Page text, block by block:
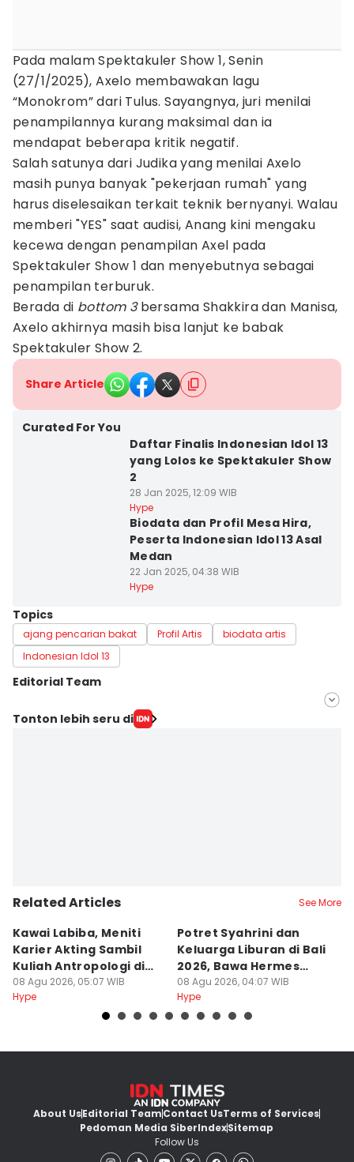
Pada malam Spektakuler Show 1, Senin
(27/1/2025), Axelo membawakan lagu
“Monokrom” dari Tulus. Sayangnya, juri menilai
penampilannya kurang maksimal dan ia
mendapat beberapa kritik negatif.
Salah satunya dari Judika yang menilai Axelo
masih punya banyak "pekerjaan rumah" yang
harus diselesaikan terkait teknik bernyanyi. Walau
memberi "YES" saat audisi, Anang kini mengaku
kecewa dengan penampilan Axel pada
Spektakuler Show 1 dan menyebutnya sebagai
penampilan terburuk.
Berada di bottom 3bersama Shakkira dan Manisa,
Axelo akhirnya masih bisa lanjut ke babak
Spektakuler Show 2.
Share Article
Curated For You
Daftar Finalis Indonesian Idol 13
yang Lolos ke Spektakuler Show
2
28 Jan 2025, 12:09 WIB
Hype
Biodata dan Profil Mesa Hira,
Peserta Indonesian Idol 13 Asal
Medan
22 Jan 2025, 04:38 WIB
Hype
Topics
ajang pencarian bakat Profil Artis
biodata artis
Indonesian Idol 13
Editorial Team
Editor
Tonton lebih seru di
Related Articles See More
Kawai Labiba, Meniti
Karier Akting Sambil
Kuliah Antropologi di
Jogja
08 Agu 2026, 05:07 WIB
Hype
Potret Syahrini dan
Keluarga Liburan di Bali
2026, Bawa Hermes
Mantai
08 Agu 2026, 04:07 WIB
Hype
About UsEditorial TeamContact UsTerms of Services
Pedoman Media SiberIndexSitemap
Follow Us